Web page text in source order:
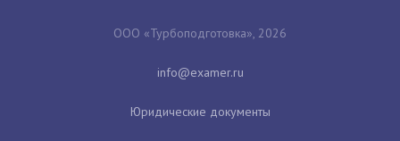
ООО «Турбоподготовка», 2026
Юридические документы